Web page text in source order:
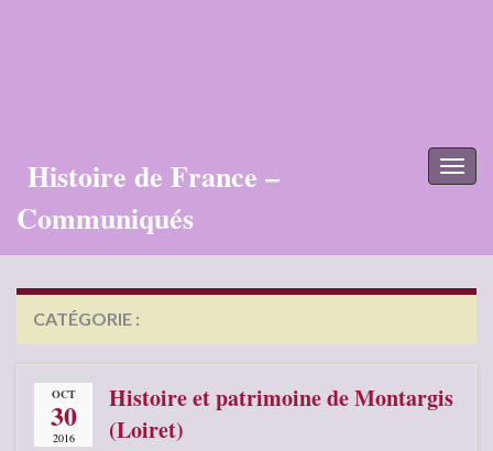
Histoire de France –
Communiqués
CATÉGORIE :
OCT
30
2016
Histoire et patrimoine de Montargis
(Loiret)